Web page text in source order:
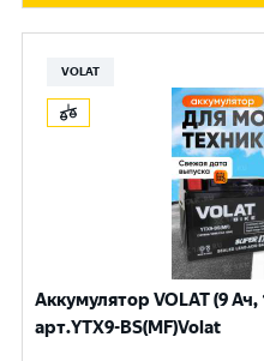
VOLAT
Аккумулятор VOLAT (9
арт.YTX9-BS(MF)Volat